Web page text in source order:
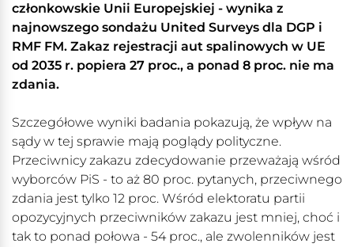
członkowskie Unii Europejskiej - wynika z
najnowszego sondażu United Surveys dla DGP i
RMF FM. Zakaz rejestracji aut spalinowych w UE
od 2035 r. popiera 27 proc., a ponad 8 proc. nie ma
zdania.
Szczegółowe wyniki badania pokazują, że wpływ na
sądy w tej sprawie mają poglądy polityczne.
Przeciwnicy zakazu zdecydowanie przeważają wśród
wyborców PiS - to aż 80 proc. pytanych, przeciwnego
zdania jest tylko 12 proc. Wśród elektoratu partii
opozycyjnych przeciwników zakazu jest mniej, choć i
tak to ponad połowa - 54 proc., ale zwolenników jest